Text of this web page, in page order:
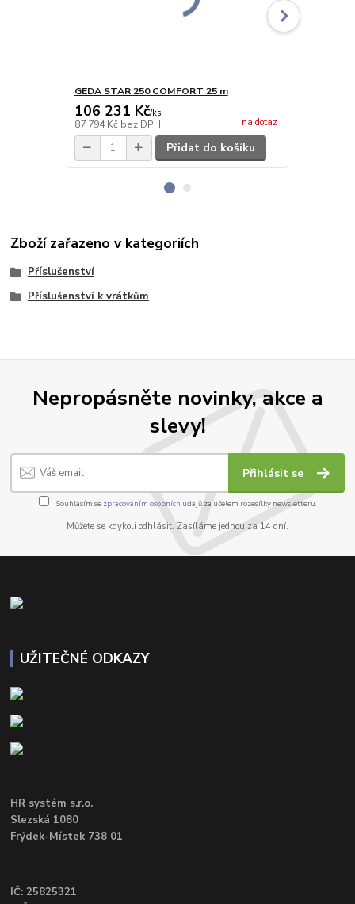
GEDA STAR 250 COMFORT 25 m
106 231 Kč/ks
87 794 Kč bez DPH na dotaz
Přidat do košíku
Zboží zařazeno v kategoriích
Příslušenství
Příslušenství k vrátkům
Nepropásněte novinky, akce a
slevy!
Přihlásit se
Souhlasím se zpracováním osobních údajůza účelem rozesílky newsletteru.
Můžete se kdykoli odhlásit. Zasíláme jednou za 14 dní.
UŽITEČNÉ ODKAZY
HR systém s.r.o.
Slezská 1080
Frýdek-Místek 738 01
IČ: 25825321